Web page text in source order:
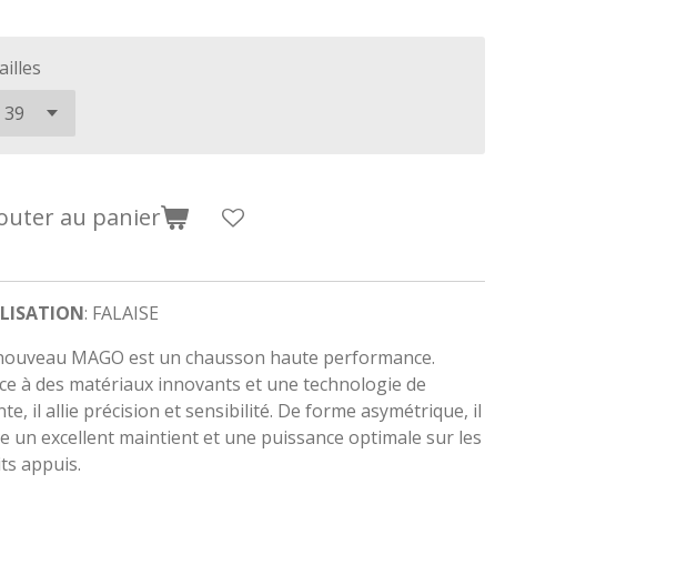
au panier
: FALAISE
MAGO est un chausson haute performance.
à des matériaux innovants et une technologie de
il allie précision et sensibilité. De forme asymétrique, il
un excellent maintient et une puissance optimale sur les
appuis.